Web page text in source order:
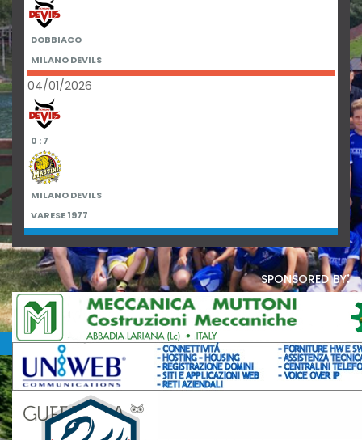
DOBBIACO
MILANO DEVILS
04/01/2026
0 : 7
MILANO DEVILS
VARESE 1977
sponsored by: